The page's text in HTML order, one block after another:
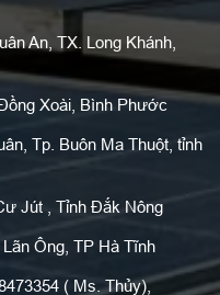
An, TX. Long Khánh,
Xoài, Bình Phước
Tp. Buôn Ma Thuột, tỉnh
Jút , Tỉnh Đắk Nông
Ông, TP Hà Tĩnh
( Ms. Thủy),